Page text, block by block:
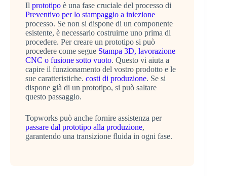
Il prototipo è una fase cruciale del processo di
Preventivo per lo stampaggio a iniezione
processo. Se non si dispone di un componente
esistente, è necessario costruirne uno prima di
procedere. Per creare un prototipo si può
procedere come segue Stampa 3D, lavorazione
CNC o fusione sotto vuoto. Questo vi aiuta a
capire il funzionamento del vostro prodotto e le
sue caratteristiche. costi di produzione. Se si
dispone già di un prototipo, si può saltare
questo passaggio.
Topworks può anche fornire assistenza per
passare dal prototipo alla produzione,
garantendo una transizione fluida in ogni fase.